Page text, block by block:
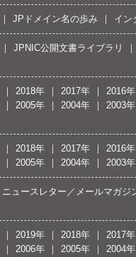
JPドメイン名の歩み イン
JPNIC公開文書ライブラリ
2018年 2017年
2016年
2005年 2004年
2003年
2018年 2017年
2016年
2005年 2004年 2003年
ニュースレター／メールマガジ
2019年 2018年
2017年
2006年 2005年
2004年